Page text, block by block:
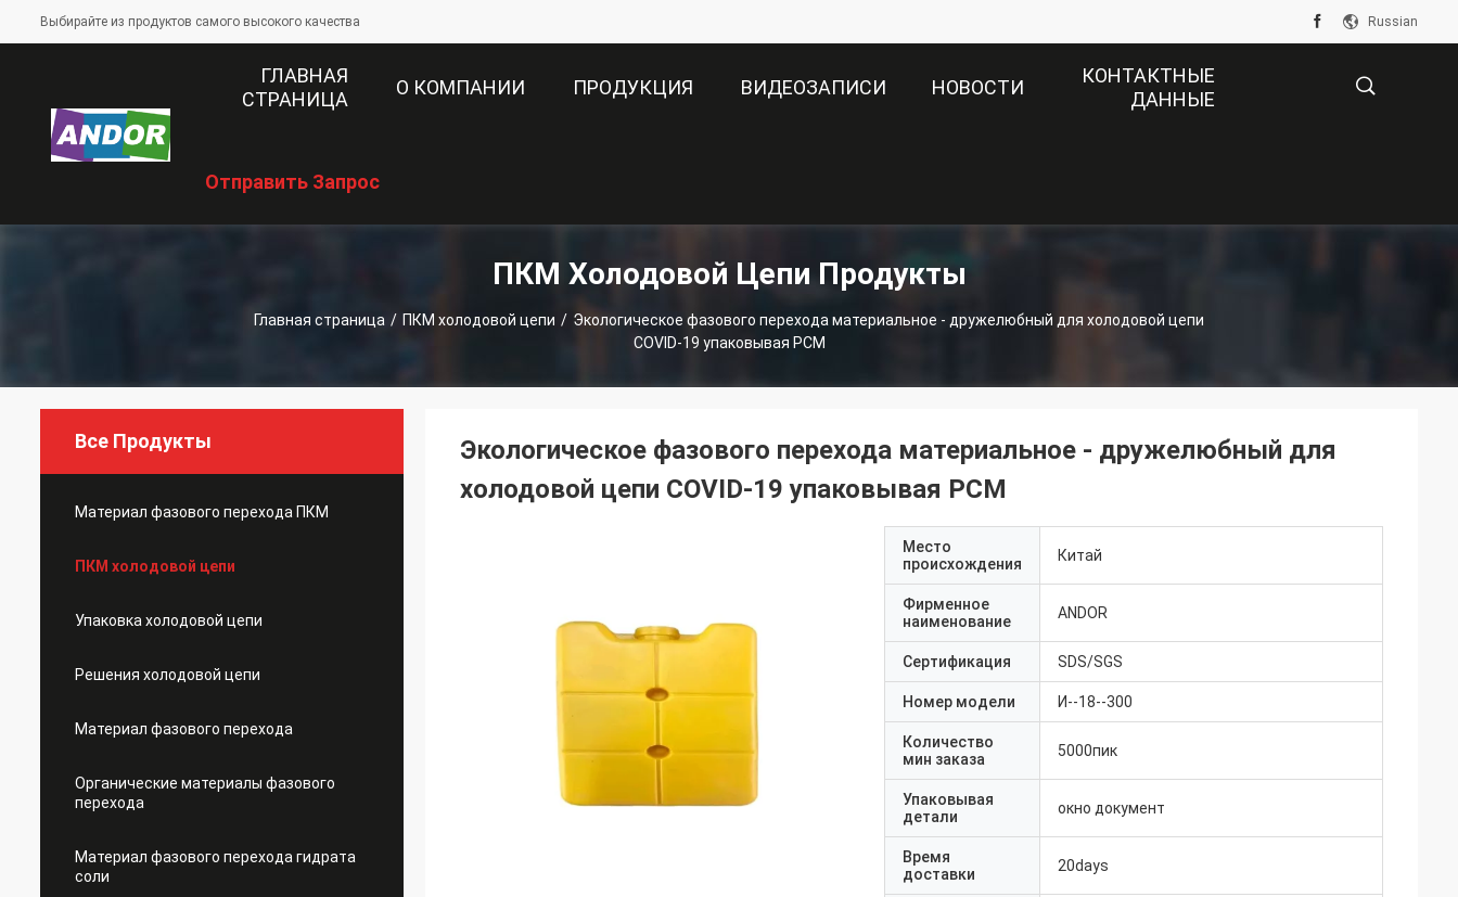
Выбирайте из продуктов самого высокого качества Russian
ГЛАВНАЯ
СТРАНИЦА
О КОМПАНИИ ПРОДУКЦИЯ ВИДЕОЗАПИСИ НОВОСТИ
КОНТАКТНЫЕ
ДАННЫЕ
Отправить Запрос
ПКМ Холодовой Цепи Продукты
Главная страница / ПКМ холодовой цепи / Экологическое фазового перехода материальное - дружелюбный для холодовой цепи
COVID-19 упаковывая PCM
Все Продукты
Материал фазового перехода ПКМ
ПКМ холодовой цепи
Упаковка холодовой цепи
Решения холодовой цепи
Материал фазового перехода
Органические материалы фазового
перехода
Материал фазового перехода гидрата
соли
Экологическое фазового перехода материальное - дружелюбный для
холодовой цепи COVID-19 упаковывая PCM
Место
происхождения
Китай
Фирменное
наименование
ANDOR
Сертификация SDS/SGS
Номер модели И--18--300
Количество
мин заказа
5000пик
Упаковывая
детали
окно документ
Время
доставки
20days